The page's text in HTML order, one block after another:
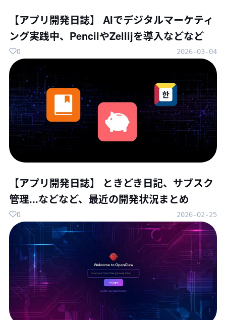
【アプリ開発日誌】 AIでデジタルマーケティ
ング実践中、PencilやZellijを導入などなど
2026-03-04
0
【アプリ開発日誌】 ときどき日記、サブスク
管理...などなど、最近の開発状況まとめ
2026-02-25
0